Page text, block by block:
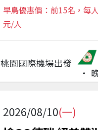
早鳥優惠價：前15名，每
元/人
桃園國際機場出發
2026/08/10(一)